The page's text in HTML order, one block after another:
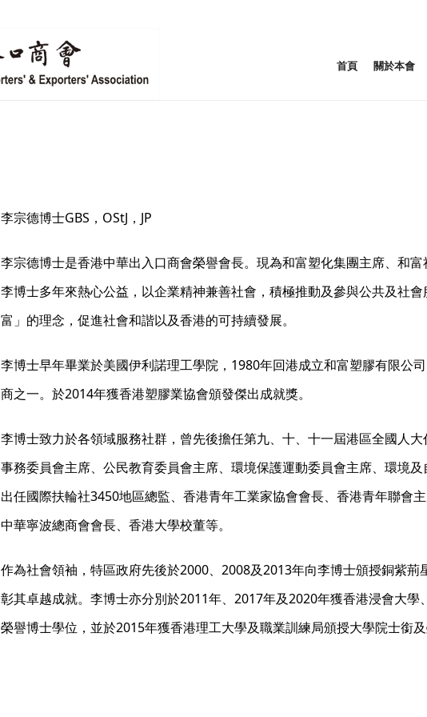
首頁 關於本會
李宗德博士GBS，OStJ，JP
李宗德博士是香港中華出入口商會榮譽會長。現為和富塑化集團主席、和富
李博士多年來熱心公益，以企業精神兼善社會，積極推動及參與公共及社
富」的理念，促進社會和諧以及香港的可持續發展。
李博士早年畢業於美國伊利諾理工學院，1980年回港成立和富塑膠有限公
商之一。於2014年獲香港塑膠業協會頒發傑出成就獎。
李博士致力於各領域服務社群，曾先後擔任第九、十、十一屆港區全國人
事務委員會主席、公民教育委員會主席、環境保護運動委員會主席、環境
出任國際扶輪社3450地區總監、香港青年工業家協會會長、香港青年聯會
中華寧波總商會會長、香港大學校董等。
作為社會領袖，特區政府先後於2000、2008及2013年向李博士頒授銅紫荊
彰其卓越成就。李博士亦分別於2011年、2017年及2020年獲香港浸會大學
榮譽博士學位，並於2015年獲香港理工大學及職業訓練局頒授大學院士銜及